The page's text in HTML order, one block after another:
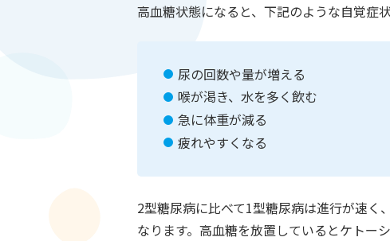
高血糖状態になると、下記のような自覚症
尿の回数や量が増える
喉が渇き、水を多く飲む
急に体重が減る
疲れやすくなる
2型糖尿病に比べて1型糖尿病は進行が速
なります。高血糖を放置しているとケトー